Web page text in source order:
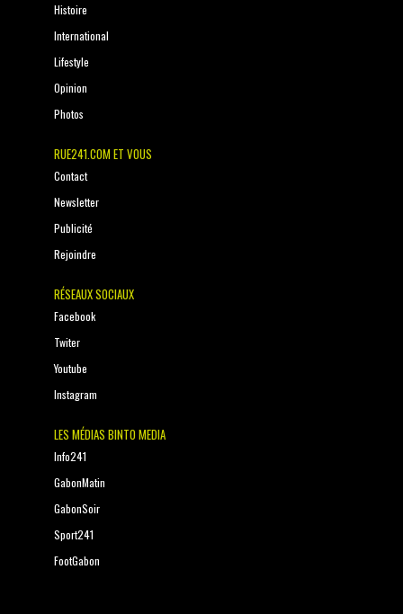
Histoire
International
Lifestyle
Opinion
Photos
RUE241.COM ET VOUS
Contact
Newsletter
Publicité
Rejoindre
RÉSEAUX SOCIAUX
Facebook
Twiter
Youtube
Instagram
LES MÉDIAS BINTO MEDIA
Info241
GabonMatin
GabonSoir
Sport241
FootGabon